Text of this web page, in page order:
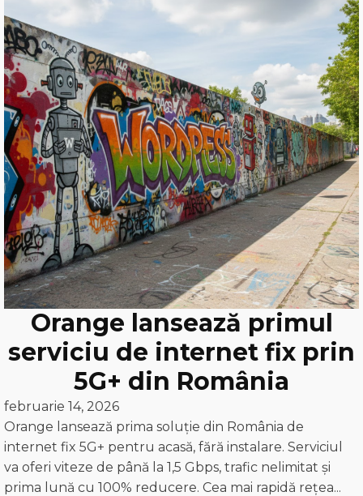
Orange lansează primul
serviciu de internet fix prin
5G+ din România
februarie 14, 2026
Orange lansează prima soluție din România de
internet fix 5G+ pentru acasă, fără instalare. Serviciul
va oferi viteze de până la 1,5 Gbps, trafic nelimitat și
prima lună cu 100% reducere. Cea mai rapidă rețea...